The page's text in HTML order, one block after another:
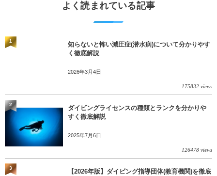
よく読まれている記事
知らないと怖い減圧症(潜水病)について分かりやす
く徹底解説
2026年3月4日
175832 views
1
ダイビングライセンスの種類とランクを分かりや
すく徹底解説
2025年7月6日
126478 views
2
【2026年版】ダイビング指導団体(教育機関)を徹底
3